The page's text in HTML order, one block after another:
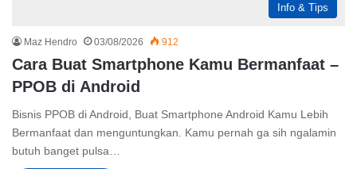
Info & Tips
Maz Hendro 03/08/2026 912
Cara Buat Smartphone Kamu Bermanfaat –
PPOB di Android
Bisnis PPOB di Android, Buat Smartphone Android Kamu Lebih
Bermanfaat dan menguntungkan. Kamu pernah ga sih ngalamin
butuh banget pulsa…